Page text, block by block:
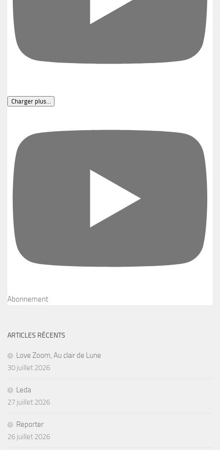
Charger plus…
Abonnement
ARTICLES RÉCENTS
Love Zoom, Au clair de Lune
30 juillet 2026
Leda
27 juillet 2026
Reporter
26 juillet 2026